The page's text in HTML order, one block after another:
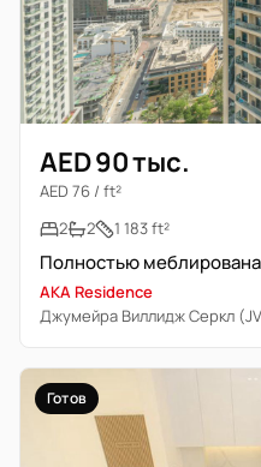
AED 90 тыс.
AED 76 / ft²
2
2 1 183 ft²
AKA Residence
Джумейра Виллидж Серкл
Готов